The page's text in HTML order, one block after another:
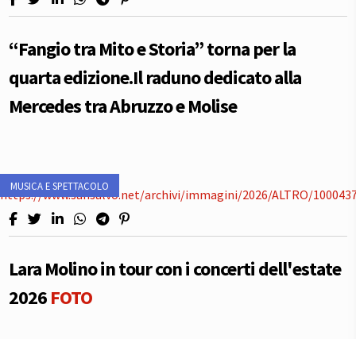
“Fangio tra Mito e Storia” torna per la
quarta edizione.Il raduno dedicato alla
Mercedes tra Abruzzo e Molise
MUSICA E SPETTACOLO
Lara Molino in tour con i concerti dell'estate
2026FOTO